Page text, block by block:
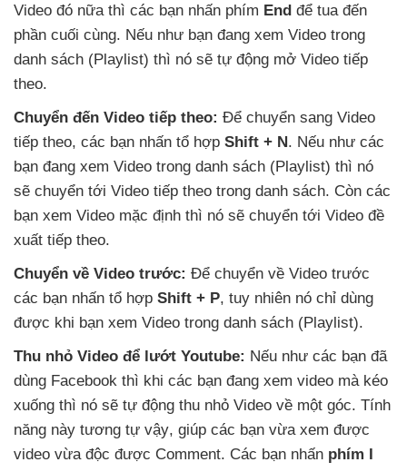
Video đó nữa thì các bạn nhấn phím End để tua đến
phần cuối cùng. Nếu như bạn đang xem Video trong
danh sách (Playlist) thì nó sẽ tự động mở Video tiếp
theo.
Chuyển đến Video tiếp theo: Để chuyển sang Video
tiếp theo, các bạn nhấn tổ hợp Shift + N. Nếu như các
bạn đang xem Video trong danh sách (Playlist) thì nó
sẽ chuyển tới Video tiếp theo trong danh sách. Còn các
bạn xem Video mặc định thì nó sẽ chuyển tới Video đề
xuất tiếp theo.
Chuyển về Video trước: Để chuyển về Video trước
các bạn nhấn tổ hợp Shift + P, tuy nhiên nó chỉ dùng
được khi bạn xem Video trong danh sách (Playlist).
Thu nhỏ Video để lướt Youtube: Nếu như các bạn đã
dùng Facebook thì khi các bạn đang xem video mà kéo
xuống thì nó sẽ tự động thu nhỏ Video về một góc. Tính
năng này tương tự vậy, giúp các bạn vừa xem được
video vừa độc được Comment. Các bạn nhấn phím I